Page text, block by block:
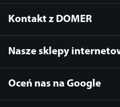
Kontakt z DOMER
Nasze sklepy
Oceń nas na Google